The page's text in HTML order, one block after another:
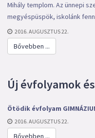
Mihály templom. Az ünnepi
megyéspüspök, iskolánk
2016. AUGUSZTUS 22.
Bővebben ...
Új évfolyamok
Ötödik évfolyam
2016. AUGUSZTUS 22.
Bővebben ...